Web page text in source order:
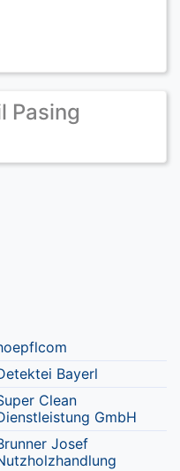
Pasing
Bayerl
Clean
GmbH
Josef